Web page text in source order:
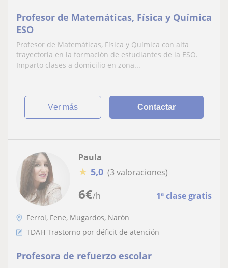
Profesor de Matemáticas, Física y Química
ESO
Profesor de Matemáticas, Física y Química con alta
trayectoria en la formación de estudiantes de la ESO.
Imparto clases a domicilio en zona...
ver más Contactar
6€/h 1ª clase gratis
Paula
★ 5,0 (3 valoraciones)
Ferrol, Fene, Mugardos, Narón
TDAH Trastorno por déficit de atención
Profesora de refuerzo escolar